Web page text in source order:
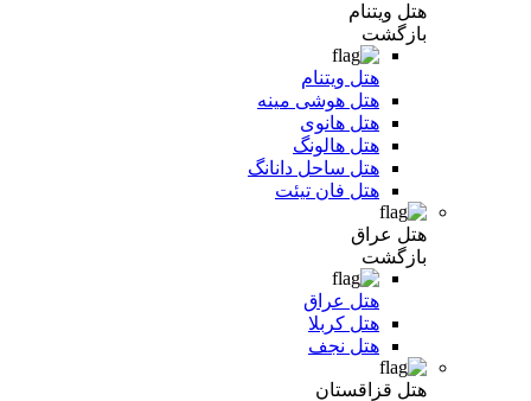
هتل ویتنام
بازگشت
هتل ویتنام
هتل هوشی مینه
هتل هانوی
هتل هالونگ
هتل ساحل دانانگ
هتل فان تیئت
هتل عراق
بازگشت
هتل عراق
هتل کربلا
هتل نجف
هتل قزاقستان